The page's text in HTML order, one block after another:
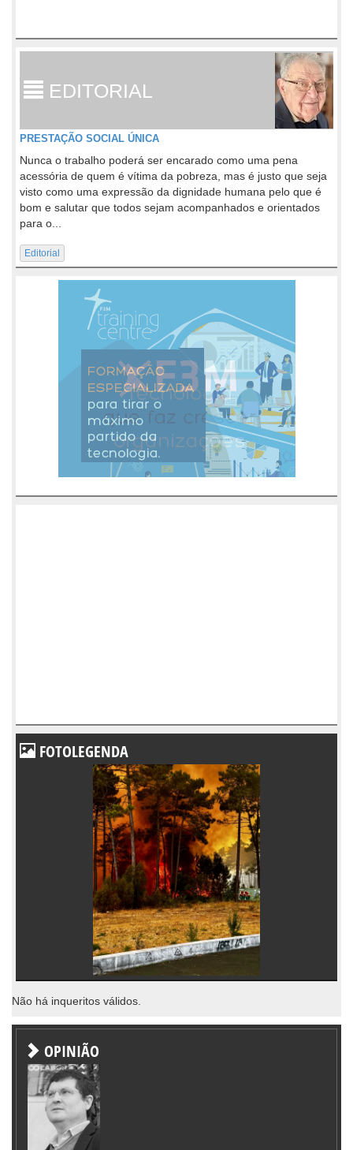
EDITORIAL
PRESTAÇÃO SOCIAL ÚNICA
Nunca o trabalho poderá ser encarado como uma pena
acessória de quem é vítima da pobreza, mas é justo que seja
visto como uma expressão da dignidade humana pelo que é
bom e salutar que todos sejam acompanhados e orientados
para o...
Editorial
FOTOLEGENDA
Não há inqueritos válidos.
OPINIÃO